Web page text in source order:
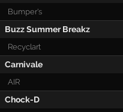
Bumper's
Buzz Summer Breakz
Recyclart
Carnivale
AIR
Chock-D